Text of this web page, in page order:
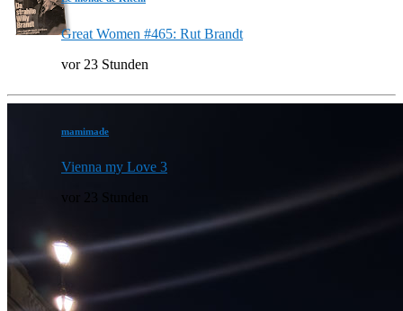
Great Women #465: Rut Brandt
vor 23 Stunden
mamimade
Vienna my Love 3
vor 23 Stunden